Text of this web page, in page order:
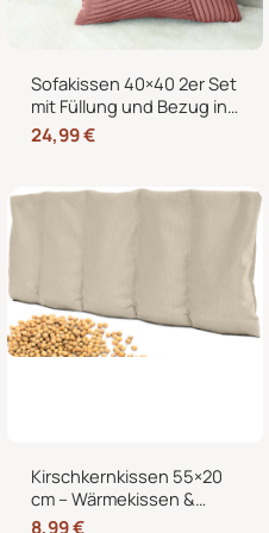
Sofakissen 40×40 2er Set
mit Füllung und Bezug in
edler Cord-Optik –
Dekokissen für Sofa,
24,99€
Kirschkernkissen 55×20
cm – Wärmekissen &
Kältekissen für
8,99€